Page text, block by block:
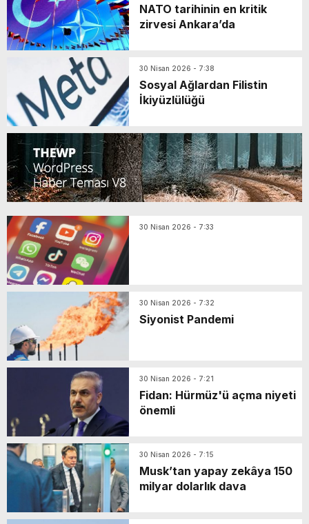
NATO tarihinin en kritik
zirvesi Ankara’da
30 Nisan 2026 - 7:38
Sosyal Ağlardan Filistin
İkiyüzlülüğü
30 Nisan 2026 - 7:33
30 Nisan 2026 - 7:32
Siyonist Pandemi
30 Nisan 2026 - 7:21
Fidan: Hürmüz'ü açma niyeti
önemli
30 Nisan 2026 - 7:15
Musk’tan yapay zekâya 150
milyar dolarlık dava